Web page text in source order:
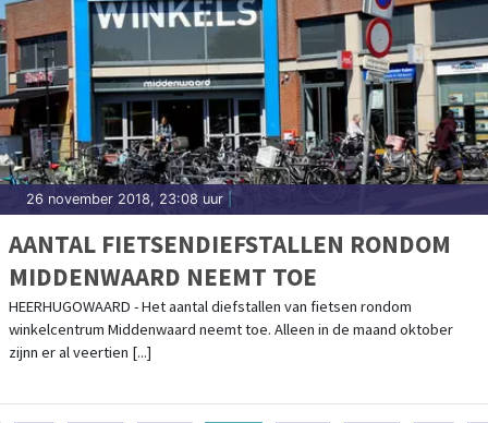
26 november 2018, 23:08 uur |
AANTAL FIETSENDIEFSTALLEN RONDOM
MIDDENWAARD NEEMT TOE
HEERHUGOWAARD - Het aantal diefstallen van fietsen rondom
winkelcentrum Middenwaard neemt toe. Alleen in de maand oktober
zijnn er al veertien [...]